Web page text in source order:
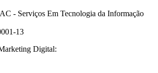
- Serviços Em Tecnologia da Informação
13
Digital: